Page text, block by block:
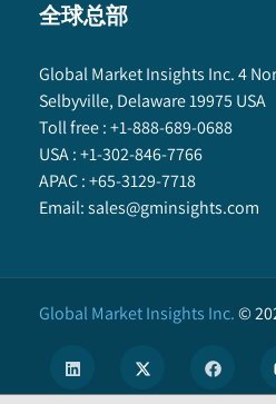
全球总部
Global Market Insights Inc. 4
Selbyville, Delaware 19975 USA
Toll free :+1-888-689-0688
USA :+1-302-846-7766
APAC :+65-3129-7718
Email:sales@gminsights.com
Global Market Insights Inc.©